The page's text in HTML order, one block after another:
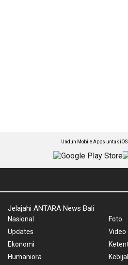
Unduh Mobile Apps untuk
Jelajahi ANTARA News Bali
Nasional
Updates
Ekonomi
Humaniora
Foto
Video